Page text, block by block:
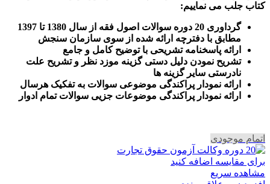
کتاب جلب می نماییم:
گرداوری 20 دوره سوالات اصول فقه از سال 1380 تا 1397
مطابق با دفترچه ارائه شده از سوی سازمان سنجش
ارائه پاسخنامه تشریحی با توضیح کامل و جامع
تشریح نمودن دلیل دستی گزینه موزد نظر و تشریح علت
نادرستی سایر گزینه ها
ارائه نمودار پراکندگی موضوعی سوالات به تفکیک هرسال
رائه نمودار پراکندگی موضوعات جزیی سوالات تمام ادوار
اتمام موجودی
برای مقایسه اضافه کنید
مشاهده سریع